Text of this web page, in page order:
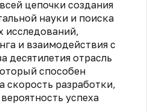
цепочки создания
науки и поиска
исследований,
и взаимодействия с
десятилетия отрасль
способен
скорость разработки,
успеха